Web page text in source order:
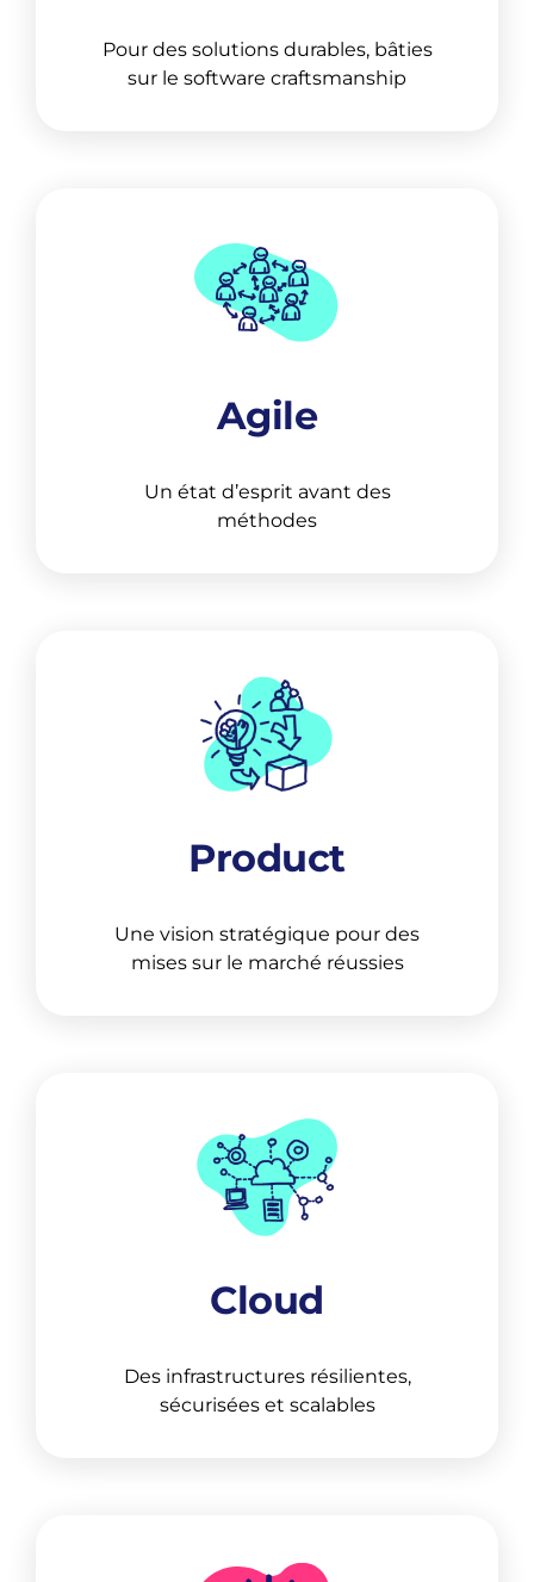
Agile
Un état d’esprit avant des
méthodes
Product
Une vision stratégique pour des
mises sur le marché réussies
Cloud
Des infrastructures résilientes,
sécurisées et scalables